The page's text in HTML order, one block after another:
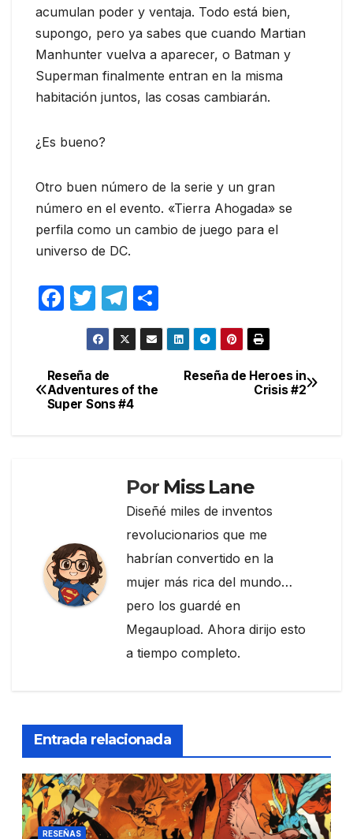
acumulan poder y ventaja. Todo está bien,
supongo, pero ya sabes que cuando Martian
Manhunter vuelva a aparecer, o Batman y
Superman finalmente entran en la misma
habitación juntos, las cosas cambiarán.
¿Es bueno?
Otro buen número de la serie y un gran
número en el evento. «Tierra Ahogada» se
perfila como un cambio de juego para el
universo de DC.
F
e
b
T
w
itt
er
T
el
e
a
o
m
Navegación
de
Reseña de Heroes in
Crisis #2
Reseña de
Adventures of the
Super Sons #4
Por Miss Lane
Diseñé miles de inventos
revolucionarios que me
habrían convertido en la
mujer más rica del mundo…
pero los guardé en
Megaupload. Ahora dirijo esto
a tiempo completo.
Entrada relacionada
RESEÑAS